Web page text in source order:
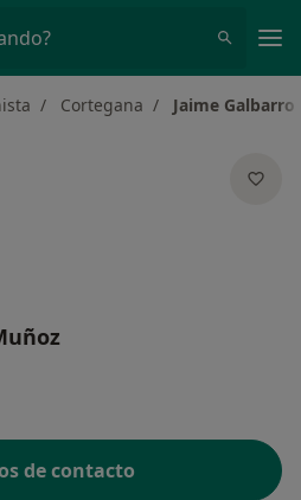
Cortegana Jaime
de contacto